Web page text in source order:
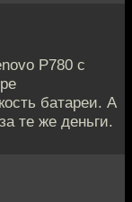
P780 с
батареи. А
те же деньги.